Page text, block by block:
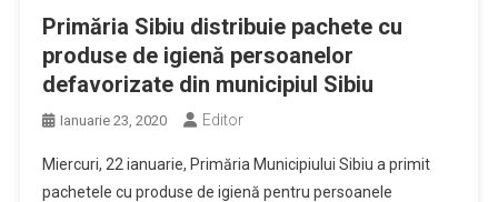
Primăria Sibiu distribuie pachete cu
produse de igienă persoanelor
defavorizate din municipiul Sibiu
Ianuarie 23, 2020 Editor
Miercuri, 22 ianuarie, Primăria Municipiului Sibiu a primit
pachetele cu produse de igienă pentru persoanele